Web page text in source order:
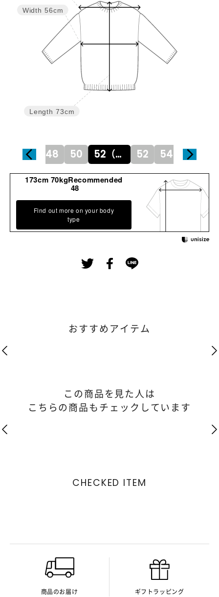
Length 73cm
Width 56cm
48 50 52（L） 52 54 56
173cm 70kgRecommended
48
Find out more on your body
type
おすすめアイテム
この商品を見た人は
こちらの商品もチェックしています
CHECKED ITEM
商品のお届け ギフトラッピング